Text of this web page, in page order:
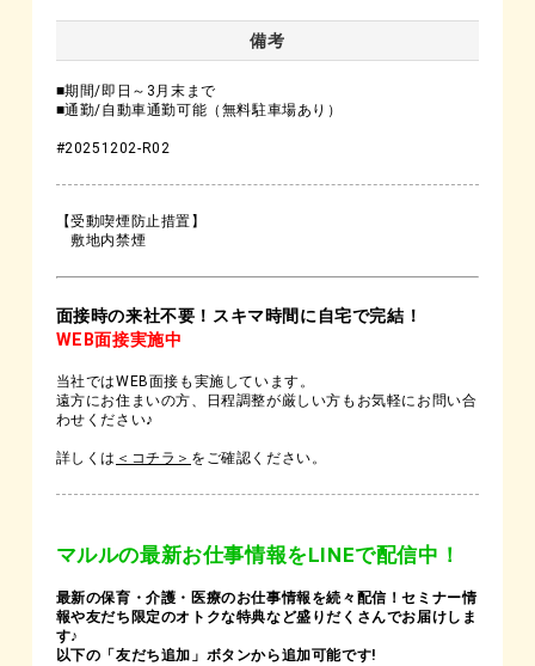
備考
■期間/即日～3月末まで
■通勤/自動車通勤可能（無料駐車場あり）
#20251202-R02
【受動喫煙防止措置】
敷地内禁煙
面接時の来社不要！スキマ時間に自宅で完結！
WEB面接実施中
当社ではWEB面接も実施しています。
遠方にお住まいの方、日程調整が厳しい方もお気軽にお問い合
わせください♪
詳しくは ＜コチラ＞ をご確認ください。
マルルの最新お仕事情報をLINEで配信中！
最新の保育・介護・医療のお仕事情報を続々配信！セミナー情
報や友だち限定のオトクな特典など盛りだくさんでお届けしま
す♪
以下の「友だち追加」ボタンから追加可能です!